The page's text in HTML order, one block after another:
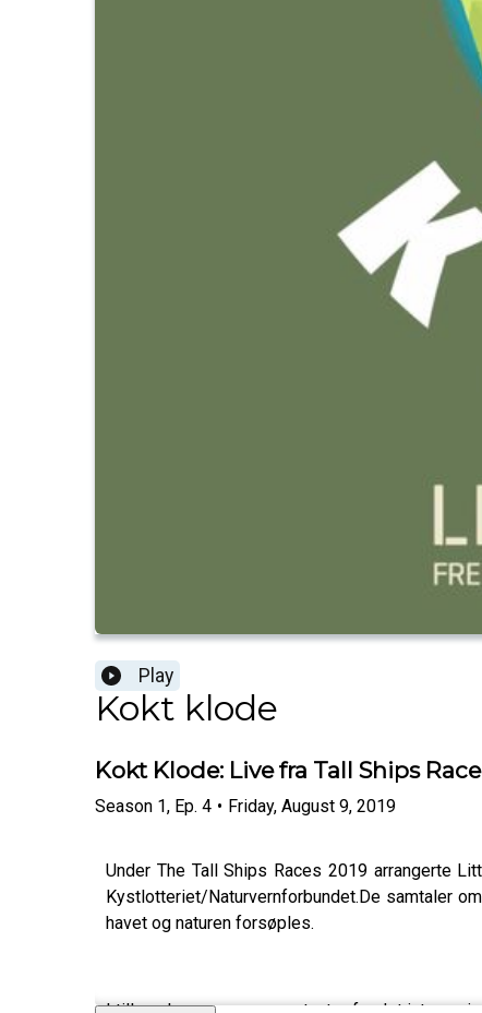
Play
Kokt klode
Kokt Klode: Live fra Tall Ships Race
Season 1, Ep. 4 • Friday, August 9, 2019
Under The Tall Ships Races 2019 arrangerte
Kystlotteriet/Naturvernforbundet.De samtaler
havet og naturen forsøples.